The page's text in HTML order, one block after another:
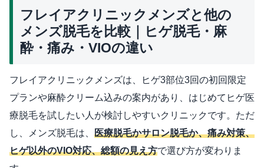
フレイアクリニックメンズと他の
メンズ脱毛を比較｜ヒゲ脱毛・麻
酔・痛み・VIOの違い
フレイアクリニックメンズは、ヒゲ3部位3回の初回限定
プランや麻酔クリーム込みの案内があり、はじめてヒゲ医
療脱毛を試したい人が検討しやすいクリニックです。ただ
し、メンズ脱毛は、 医療脱毛かサロン脱毛か、痛み対策、
ヒゲ以外のVIO対応、総額の見え方で選び方が変わりま